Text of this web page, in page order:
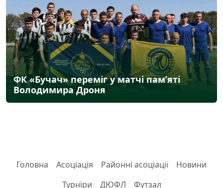
ФК «Бучач» переміг у матчі пам’яті
Володимира Дроня
Головна Асоціація Районні асоціації
Новини
Турніри
ДЮФЛ Футзал